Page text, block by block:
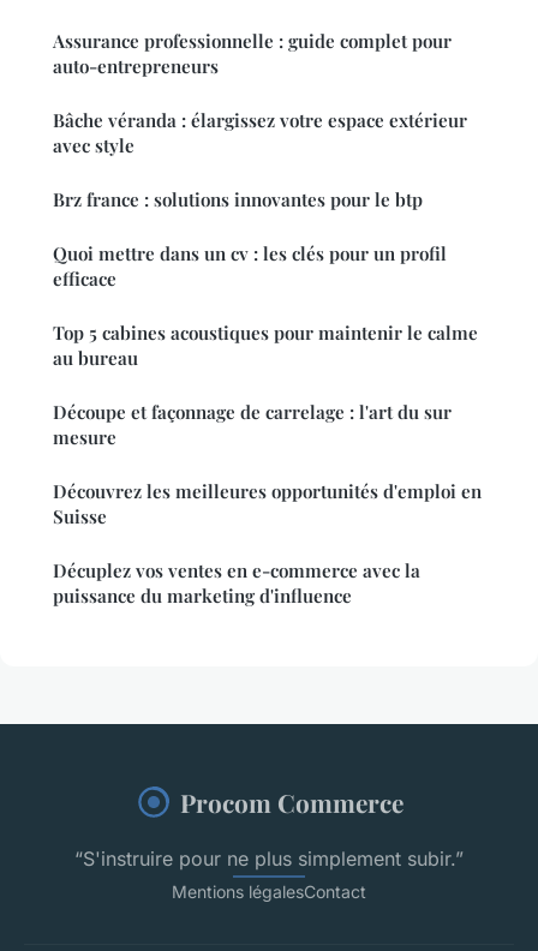
Assurance professionnelle : guide complet pour
auto-entrepreneurs
Bâche véranda : élargissez votre espace extérieur
avec style
Brz france : solutions innovantes pour le btp
Quoi mettre dans un cv : les clés pour un profil
efficace
Top 5 cabines acoustiques pour maintenir le calme
au bureau
Découpe et façonnage de carrelage : l'art du sur
mesure
Découvrez les meilleures opportunités d'emploi en
Suisse
Décuplez vos ventes en e-commerce avec la
puissance du marketing d'influence
Procom Commerce
“S'instruire pour ne plus simplement subir.”
Mentions légalesContact